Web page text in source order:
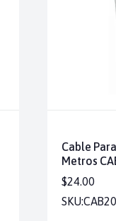
Cable
Metros
$24.00
SKU: